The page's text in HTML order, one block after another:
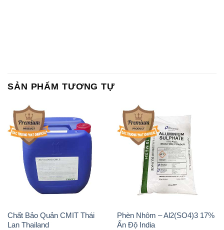
SẢN PHẨM TƯƠNG TỰ
Chất Bảo Quản CMIT Thái
Lan Thailand
Phèn Nhôm – Al2(SO4)3 17%
Ấn Độ India